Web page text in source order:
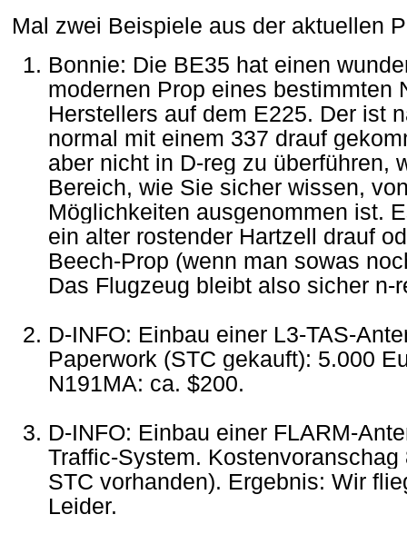
Mal zwei Beispiele aus der aktuellen
Bonnie: Die BE35 hat einen
modernen Prop eines bestimmten
Herstellers auf dem E225. Der ist
normal mit einem 337 drauf
aber nicht in D-reg zu überführen,
Bereich, wie Sie sicher wissen,
Möglichkeiten ausgenommen ist.
ein alter rostender Hartzell drauf
Beech-Prop (wenn man sowas
Das Flugzeug bleibt also sicher n-
D-INFO: Einbau einer L3-TAS-
Paperwork (STC gekauft): 5.000
N191MA: ca. $200.
D-INFO: Einbau einer FLARM-
Traffic-System.
STC vorhanden). Ergebnis: Wir
Leider.